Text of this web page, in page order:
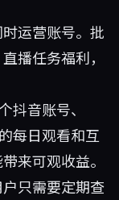
运营账号。批
播任务福利，
音账号、
每日观看和互
来可观收益。
只需要定期查